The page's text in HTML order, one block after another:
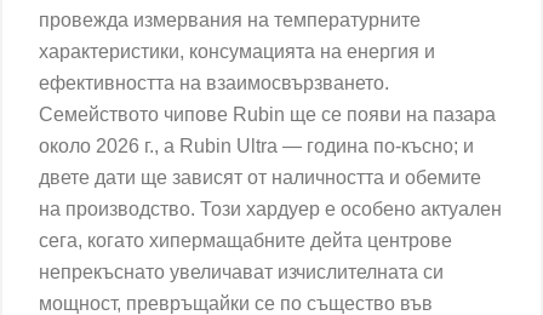
провежда измервания на температурните
характеристики, консумацията на енергия и
ефективността на взаимосвързването.
Семейството чипове Rubin ще се появи на пазара
около 2026 г., а Rubin Ultra — година по-късно; и
двете дати ще зависят от наличността и обемите
на производство. Този хардуер е особено актуален
сега, когато хипермащабните дейта центрове
непрекъснато увеличават изчислителната си
мощност, превръщайки се по същество във